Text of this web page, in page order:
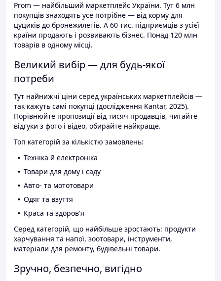
Prom — найбільший маркетплейс України. Тут 6 млн
покупців знаходять усе потрібне — від корму для
цуциків до бронежилетів. А 60 тис. підприємців з усієї
країни продають і розвивають бізнес. Понад 120 млн
товарів в одному місці.
Великий вибір — для будь-якої
потреби
Тут найнижчі ціни серед українських маркетплейсів —
так кажуть самі покупці (дослідження Kantar, 2025).
Порівнюйте пропозиції від тисяч продавців, читайте
відгуки з фото і відео, обирайте найкраще.
Топ категорій за кількістю замовлень:
Техніка й електроніка
Товари для дому і саду
Авто- та мототовари
Одяг та взуття
Краса та здоров'я
Серед категорій, що найбільше зростають: продукти
харчування та напої, зоотовари, інструменти,
матеріали для ремонту, будівельні товари.
Зручно, безпечно, вигідно